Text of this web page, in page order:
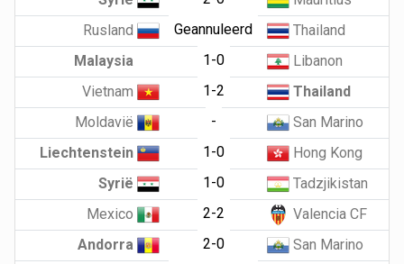
Rusland
Geannuleerd
Thailand
Malaysia
1-0
Libanon
Vietnam
1-2
Thailand
Moldavië
-
San Marino
Liechtenstein
1-0
Hong Kong
Syrië
1-0
Tadzjikistan
Mexico
2-2
Valencia CF
Andorra
2-0
San Marino